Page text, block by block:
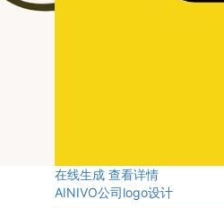
在线生成 查看详情
AINIVO公司logo设计